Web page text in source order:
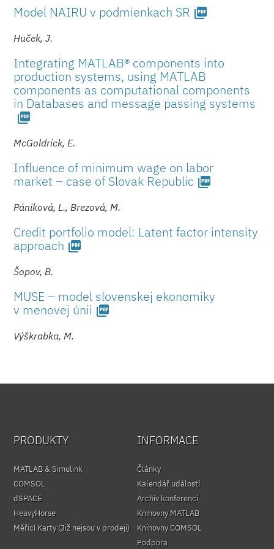
Model NAIRU v podmienkach SR picture_as_pdf
Huček, J.
Integrating MATLAB® components into
production systems, using MATLAB
components as computational components
in Databases and message passing systems
picture_as_pdf
McGoldrick, E.
Influence of minimum wage on labor
market – case of Slovak Republic picture_as_pdf
Pániková, L., Brezová, M.
Credit portfolio model: Latent factor intensity
approach picture_as_pdf
Šopov, B.
MUSE – model slovenskej ekonomiky
v menovej únii picture_as_pdf
Výškrabka, M.
PRODUKTY
MATLAB & Simulink
COMSOL
dSPACE
HeavyHorse
Měřicí Karty (Již nejsou v prodeji)
INFORMACE
Články
Kalendář událostí
Archiv konferencí
Knihovny MATLAB
Knihovny COMSOL
Podpora